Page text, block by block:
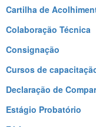
Cartilha de
Colaboração Técnica
Consignação
Cursos de
Declaração de
Estágio Probatório